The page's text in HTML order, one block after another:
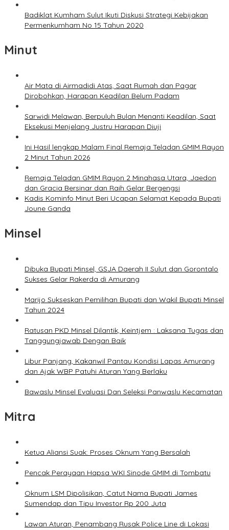
Badiklat Kumham Sulut Ikuti Diskusi Strategi Kebijakan
Permenkumham No 15 Tahun 2020
Minut
Air Mata di Airmadidi Atas, Saat Rumah dan Pagar
Dirobohkan, Harapan Keadilan Belum Padam
Sarwidi Melawan, Berpuluh Bulan Menanti Keadilan, Saat
Eksekusi Menjelang Justru Harapan Diuji
Ini Hasil lengkap Malam Final Remaja Teladan GMIM Rayon
2 Minut Tahun 2026
Remaja Teladan GMIM Rayon 2 Minahasa Utara, Jaedon
dan Gracia Bersinar dan Raih Gelar Bergengsi
Kadis Kominfo Minut Beri Ucapan Selamat Kepada Bupati
Joune Ganda
Minsel
Dibuka Bupati Minsel, GSJA Daerah II Sulut dan Gorontalo
Sukses Gelar Rakerda di Amurang
Marijo Sukseskan Pemilihan Bupati dan Wakil Bupati Minsel
Tahun 2024
Ratusan PKD Minsel Dilantik, Keintjem : Laksana Tugas dan
Tanggungjawab Dengan Baik
Libur Panjang, Kakanwil Pantau Kondisi Lapas Amurang
dan Ajak WBP Patuhi Aturan Yang Berlaku
Bawaslu Minsel Evaluasi Dan Seleksi Panwaslu Kecamatan
Mitra
Ketua Aliansi Suak: Proses Oknum Yang Bersalah
Pencak Perayaan Hapsa WKI Sinode GMIM di Tombatu
Oknum LSM Dipolisikan, Catut Nama Bupati James
Sumendap dan Tipu Investor Rp 200 Juta
Lawan Aturan, Penambang Rusak Police Line di Lokasi